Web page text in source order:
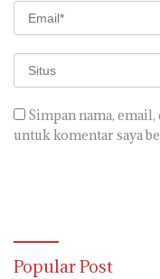
Simpan nama,
untuk komentar saya
Popular Post